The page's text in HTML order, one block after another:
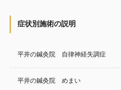
症状別施術の説明
平井の鍼灸院 自律神経失調症
平井の鍼灸院 めまい